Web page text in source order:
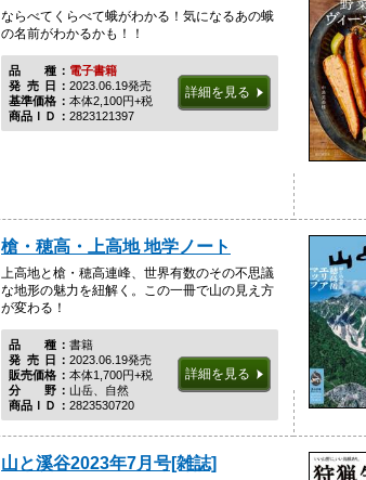
ならべてくらべて蛾がわかる！気になるあの蛾
の名前がわかるかも！！
品種電子書籍
発売日 2023.06.19発売
基準価格
本体2,100円+税
商品ＩＤ
2823121397
詳細を見る
槍・穂高・上高地 地学ノート
上高地と槍・穂高連峰、世界有数のその不思議
な地形の魅力を紐解く。この一冊で山の見え方
が変わる！
品種書籍
発売日 2023.06.19発売
販売価格
本体1,700円+税
分野山岳、自然
商品ＩＤ
2823530720
詳細を見る
山と溪谷2023年7月号[雑誌]